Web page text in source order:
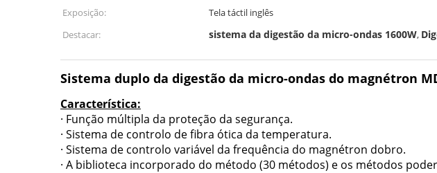
Exposição:
Tela táctil inglês
Destacar:
sistema da digestão da micro-ondas 1600W,
Sistema duplo da digestão da micro-ondas do magnétron
Característica:
· Função múltipla da proteção da segurança.
· Sistema de controlo de fibra ótica da temperatura.
· Sistema de controlo variável da frequência do magnétron dobro.
· A biblioteca incorporado do método (30 métodos) e os métodos